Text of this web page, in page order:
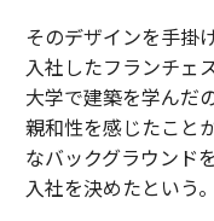
そのデザインを手掛
入社したフランチェ
大学で建築を学んだ
親和性を感じたこと
なバックグラウンド
入社を決めたという。